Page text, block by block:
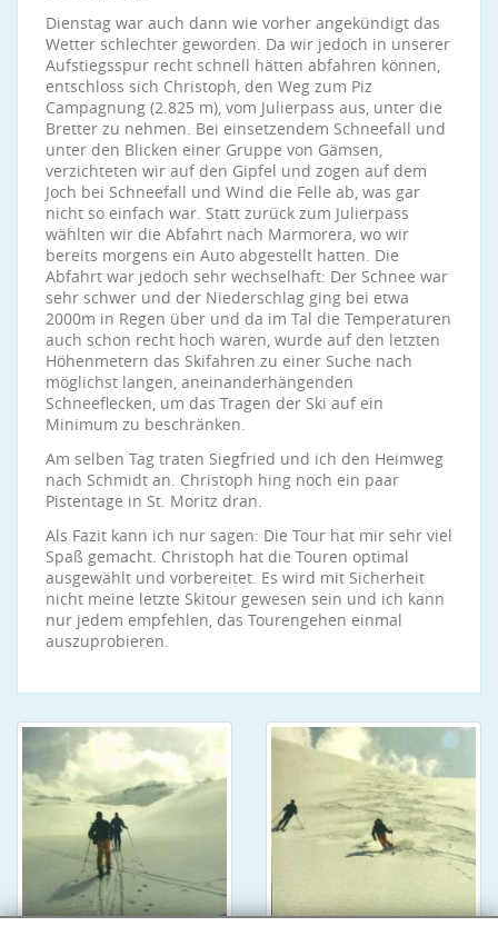
Dienstag war auch dann wie vorher angekündigt das
Wetter schlechter geworden. Da wir jedoch in unserer
Aufstiegsspur recht schnell hätten abfahren können,
entschloss sich Christoph, den Weg zum Piz
Campagnung (2.825 m), vom Julierpass aus, unter die
Bretter zu nehmen. Bei einsetzendem Schneefall und
unter den Blicken einer Gruppe von Gämsen,
verzichteten wir auf den Gipfel und zogen auf dem
Joch bei Schneefall und Wind die Felle ab, was gar
nicht so einfach war. Statt zurück zum Julierpass
wählten wir die Abfahrt nach Marmorera, wo wir
bereits morgens ein Auto abgestellt hatten. Die
Abfahrt war jedoch sehr wechselhaft: Der Schnee war
sehr schwer und der Niederschlag ging bei etwa
2000m in Regen über und da im Tal die Temperaturen
auch schon recht hoch waren, wurde auf den letzten
Höhenmetern das Skifahren zu einer Suche nach
möglichst langen, aneinanderhängenden
Schneeflecken, um das Tragen der Ski auf ein
Minimum zu beschränken.
Am selben Tag traten Siegfried und ich den Heimweg
nach Schmidt an. Christoph hing noch ein paar
Pistentage in St. Moritz dran.
Als Fazit kann ich nur sagen: Die Tour hat mir sehr viel
Spaß gemacht. Christoph hat die Touren optimal
ausgewählt und vorbereitet. Es wird mit Sicherheit
nicht meine letzte Skitour gewesen sein und ich kann
nur jedem empfehlen, das Tourengehen einmal
auszuprobieren.